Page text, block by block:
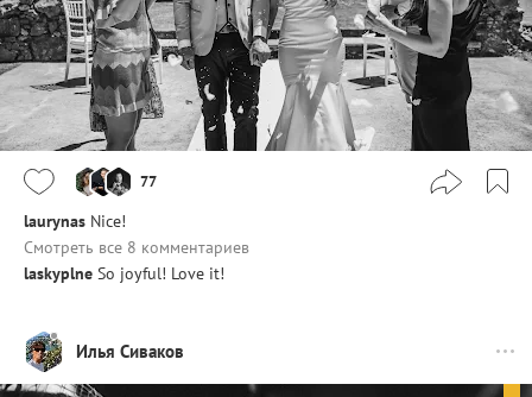
77
laurynas Nice!
Смотреть все 8 комментариев
laskyplne So joyful! Love it!
Илья Сиваков